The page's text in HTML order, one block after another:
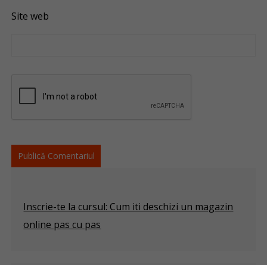
Site web
Inscrie-te la cursul: Cum iti deschizi un magazin
online pas cu pas